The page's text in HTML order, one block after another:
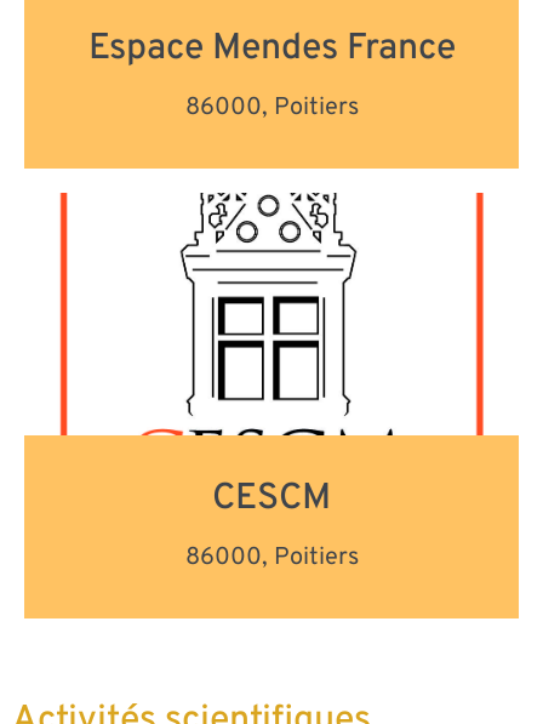
Espace Mendes France
86000, Poitiers
CESCM
86000, Poitiers